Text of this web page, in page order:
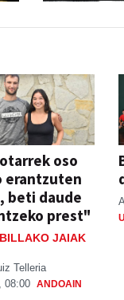
oso
erantzuten
beti daude
prest"
JAIAK
Telleria
08:00 ANDOAIN